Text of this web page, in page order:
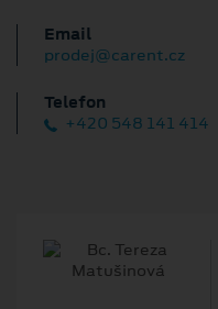
Email
prodej@carent.cz
Telefon
+420 548 141 414